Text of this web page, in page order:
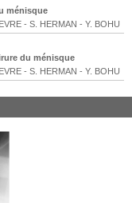
ménisque
- S. HERMAN - Y. BOHU
du ménisque
- S. HERMAN - Y. BOHU